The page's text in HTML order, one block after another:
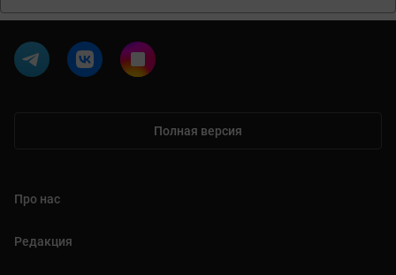
Полная версия
Про нас
Редакция